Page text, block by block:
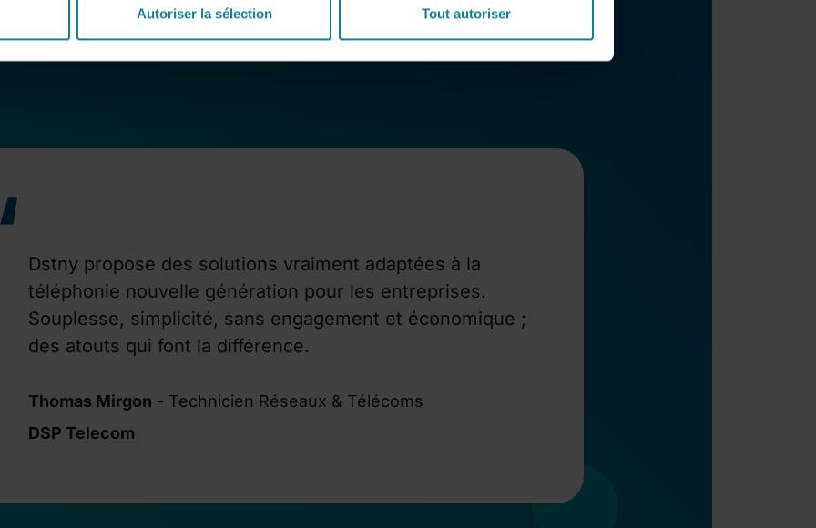
Autoriser la sélection Tout autoriser
Dstny propose des solutions vraiment adaptées à la
téléphonie nouvelle génération pour les entreprises.
Souplesse, simplicité, sans engagement et économique ;
des atouts qui font la différence.
Thomas Mirgon - Technicien Réseaux & Télécoms
DSP Telecom